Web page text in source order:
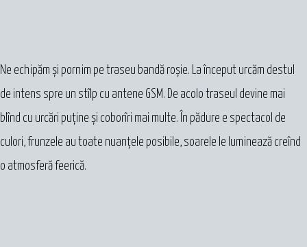
Ne echipăm și pornim pe traseu bandă roșie. La început urcăm destul
de intens spre un stîlp cu antene GSM. De acolo traseul devine mai
blînd cu urcări puține și coborîri mai multe. În pădure e spectacol de
culori, frunzele au toate nuanțele posibile, soarele le luminează creînd
o atmosferă feerică.